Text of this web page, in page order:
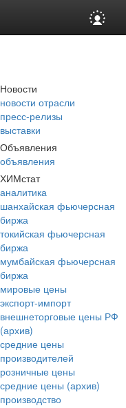
Новости
новости отрасли
пресс-релизы
выставки
Объявления
объявления
ХИМстат
аналитика
шанхайская фьючерсная
биржа
токийская фьючерсная
биржа
мумбайская фьючерсная
биржа
мировые цены
экспорт-импорт
внешнеторговые цены РФ
(архив)
средние цены
производителей
розничные цены
средние цены (архив)
производство